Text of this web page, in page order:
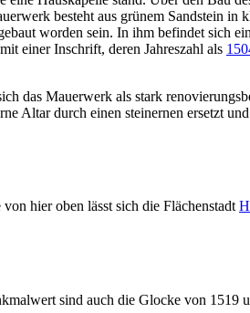
besteht aus grünem Sandstein in
worden sein. In ihm befindet sich
einer Inschrift, deren Jahreszahl als
das Mauerwerk als stark
Altar durch einen steinernen ersetzt
von hier oben lässt sich die Flächenstadt
sind auch die Glocke von 1519